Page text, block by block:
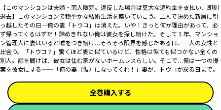
【このマンションは夫婦・恋人限定。違反した場合は莫大な違約金を支払い、即刻
退去】このマンションで穏やかな結婚生活を築いていこう。二人で決めた新居に引
っ越したその日――――俺の妻「トウコ」は消えた。いや！きっと何か理由があって、必
ず帰ってくるはずだ！諦めきれない俺は彼女を探し続けた。そして１年、マンショ
ン管理人に妻はいると嘘をつき続け…そろそろ限界を感じたある日、一人の女性と
出会う。「トウコ？」驚くほど妻に似ているけど、性格は似ても似つかない全くの
別人。話を聞けば、彼女は住む家がないホームレスらしい。そこで…俺は一つの提
案を彼女にする――「俺の妻（仮）になってくれ！」妻が、トウコが戻る日まで。
全巻購入する